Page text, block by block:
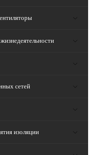
сетей
изоляции